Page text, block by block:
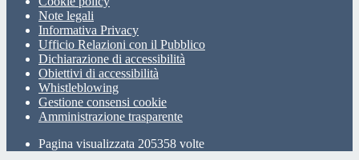
Note legali
Informativa Privacy
Ufficio Relazioni con il Pubblico
Dichiarazione di accessibilità
Obiettivi di accessibilità
Whistleblowing
Gestione consensi cookie
Amministrazione trasparente
Pagina visualizzata 205358 volte